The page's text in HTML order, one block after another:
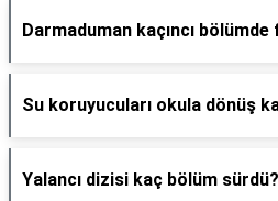
Darmaduman kaçıncı
Su koruyucuları okula dönüş
Yalancı dizisi kaç bölüm sürdü?